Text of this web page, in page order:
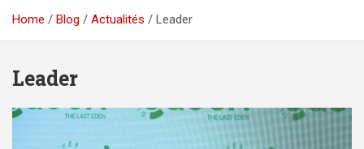
Home Blog Actualités Leader
Leader